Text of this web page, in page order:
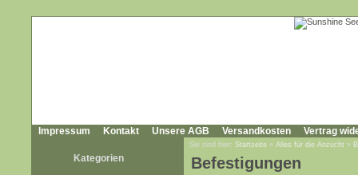
Impressum Kontakt Unsere AGB Versandkosten Vertrag
Kategorien
Sie sind hier: Startseite » Alles für die Anzucht »
Befestigungen